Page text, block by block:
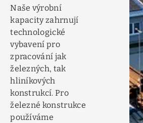
Naše výrobní
kapacity zahrnují
technologické
vybavení pro
zpracování jak
železných, tak
hliníkových
konstrukcí. Pro
železné konstrukce
používáme